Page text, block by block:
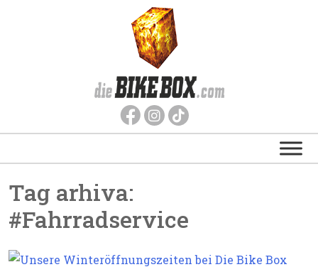
Tag arhiva:
#Fahrradservice